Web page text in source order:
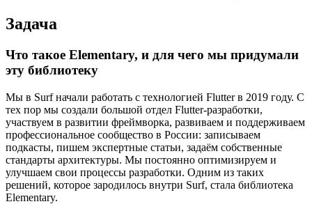
Задача
Что такое Elementary, и для чего мы придумали
эту библиотеку
Мы в Surf начали работать с технологией Flutter в 2019 году. С
тех пор мы создали большой отдел Flutter-разработки,
участвуем в развитии фреймворка, развиваем и поддерживаем
профессиональное сообщество в России: записываем
подкасты, пишем экспертные статьи, задаём собственные
стандарты архитектуры. Мы постоянно оптимизируем и
улучшаем свои процессы разработки. Одним из таких
решений, которое зародилось внутри Surf, стала библиотека
Elementary.